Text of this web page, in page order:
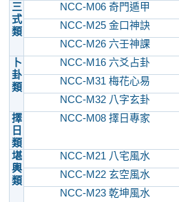
三
式
類
NCC-M06 奇門遁甲
NCC-M25 金口神訣
NCC-M26 六壬神課
卜
卦
類
NCC-M16 六爻占卦
NCC-M31 梅花心易
NCC-M32 八字玄卦
擇
日
類
NCC-M08 擇日專家
堪
輿
類
NCC-M21 八宅風水
NCC-M22 玄空風水
NCC-M23 乾坤風水